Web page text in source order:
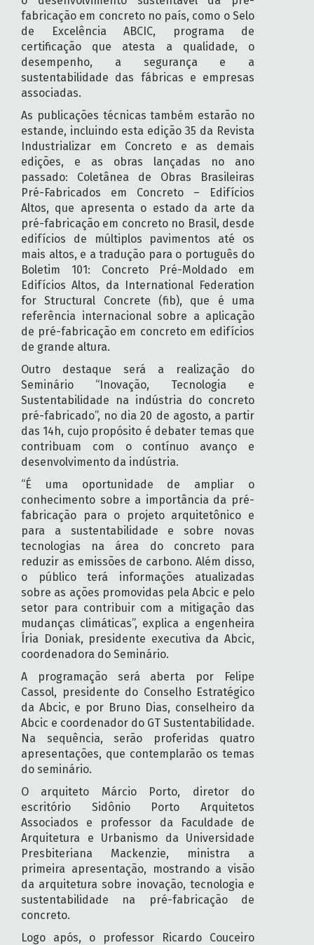
fabricação em concreto no país, como o Selo
de Excelência ABCIC, programa de
certificação que atesta a qualidade, o
desempenho, a segurança e a
sustentabilidade das fábricas e empresas
associadas.
As publicações técnicas também estarão no
estande, incluindo esta edição 35 da Revista
Industrializar em Concreto e as demais
edições, e as obras lançadas no ano
passado: Coletânea de Obras Brasileiras
Pré-Fabricados em Concreto – Edifícios
Altos, que apresenta o estado da arte da
pré-fabricação em concreto no Brasil, desde
edifícios de múltiplos pavimentos até os
mais altos, e a tradução para o português do
Boletim 101: Concreto Pré-Moldado em
Edifícios Altos, da International Federation
for Structural Concrete (fib), que é uma
referência internacional sobre a aplicação
de pré-fabricação em concreto em edifícios
de grande altura.
Outro destaque será a realização do
Seminário “Inovação, Tecnologia e
Sustentabilidade na indústria do concreto
pré-fabricado”, no dia 20 de agosto, a partir
das 14h, cujo propósito é debater temas que
contribuam com o contínuo avanço e
desenvolvimento da indústria.
“É uma oportunidade de ampliar o
conhecimento sobre a importância da pré-
fabricação para o projeto arquitetônico e
para a sustentabilidade e sobre novas
tecnologias na área do concreto para
reduzir as emissões de carbono. Além disso,
o público terá informações atualizadas
sobre as ações promovidas pela Abcic e pelo
setor para contribuir com a mitigação das
mudanças climáticas”, explica a engenheira
Íria Doniak, presidente executiva da Abcic,
coordenadora do Seminário.
A programação será aberta por Felipe
Cassol, presidente do Conselho Estratégico
da Abcic, e por Bruno Dias, conselheiro da
Abcic e coordenador do GT Sustentabilidade.
Na sequência, serão proferidas quatro
apresentações, que contemplarão os temas
do seminário.
O arquiteto Márcio Porto, diretor do
escritório Sidônio Porto Arquitetos
Associados e professor da Faculdade de
Arquitetura e Urbanismo da Universidade
Presbiteriana Mackenzie, ministra a
primeira apresentação, mostrando a visão
da arquitetura sobre inovação, tecnologia e
sustentabilidade na pré-fabricação de
concreto.
Logo após, o professor Ricardo Couceiro